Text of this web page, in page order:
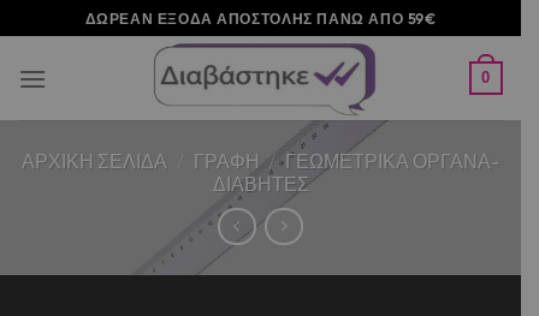
στο
περιεχόμενο
ΔΩΡΕΑΝ ΕΞΟΔΑ ΑΠΟΣΤΟΛΗΣ ΠΑΝΩ ΑΠΟ 59€
0
ΑΡΧΙΚΉ ΣΕΛΊΔΑ ΓΡΑΦΗ / ΓΕΩΜΕΤΡΙΚΑ ΟΡΓΑΝΑ-
ΔΙΑΒΗΤΕΣ